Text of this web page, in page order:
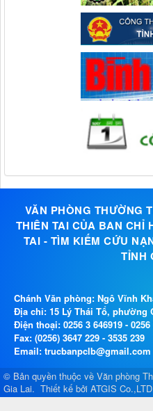
VĂN PHÒNG THƯỜNG
THIÊN TAI CỦA BAN CHỈ
TAI - TÌM KIẾM CỨU
TỈNH
Chánh Văn phòng: Ngô Vĩnh
Địa chỉ: 15 Lý Thái Tổ, phường
Điện thoại: 0256 3 646919 - 0256
Fax: (0256) 3647 229 - 3535 239
Email: trucbanpclb@gmail.com
© Bản quyền thuộc về Văn phòng
Gia Lai. Thiết kế bởi ATGIS Co.,LTD